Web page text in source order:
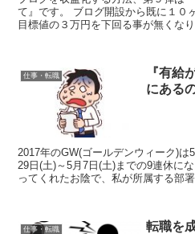
て』です。 ブログ開設から既に１０
目標値の３万円を下回る事が無くな
仕事・転職
『有給
にある
2017年のGW(ゴールデンウィーク)は
29日(土)～5月7日(土)までの9連休に
ってくれたお陰で、私が所属する部
仕事・転職
転職を